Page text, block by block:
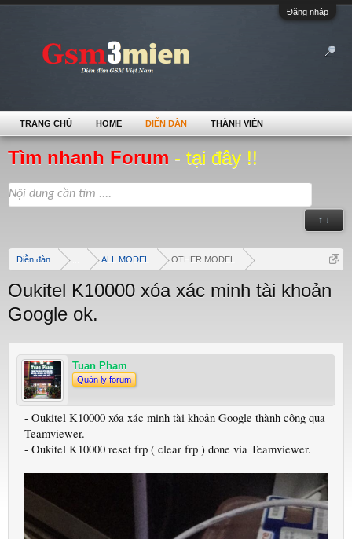
Đăng nhập
Tìm nhanh Forum - tại đây !!
↑ ↓
Diễn đàn ALL MODEL OTHER MODEL
Oukitel K10000 xóa xác minh tài khoản
Google ok.
Tuan Pham
Quản lý forum
- Oukitel K10000 xóa xác minh tài khoản Google thành công qua
Teamviewer.
- Oukitel K10000 reset frp ( clear frp ) done via Teamviewer.
TRANG CHỦ HOME DIỄN ĐÀN THÀNH VIÊN